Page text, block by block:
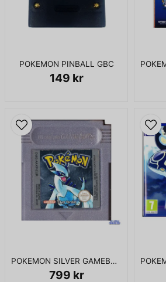
POKEMON PINBALL GBC
149 kr
POKEMON SILVER GAMEBOY COLOR
799 kr